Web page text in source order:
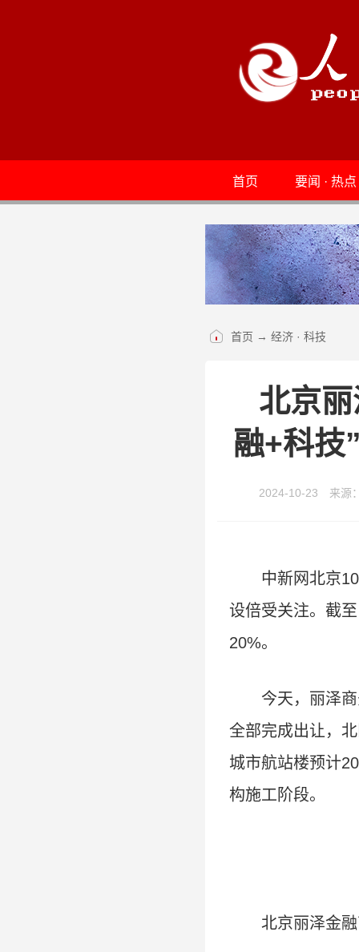
首页 要闻 · 热点
首页 → 经济 · 科技
北京
融+科技
2024-10-23 来源
中新网北京
设倍受关注。截
20%。
今天，丽泽
全部完成出让，
城市航站楼预计
构施工阶段。
北京丽泽金